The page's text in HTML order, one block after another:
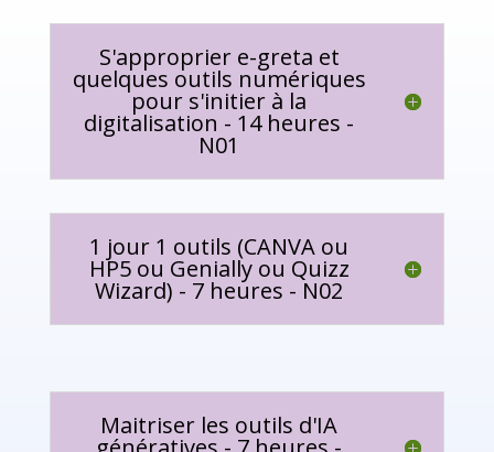
S'approprier e-greta et
quelques outils numériques
pour s'initier à la
digitalisation - 14 heures -
N01
1 jour 1 outils (CANVA ou
HP5 ou Genially ou Quizz
Wizard) - 7 heures - N02
Maitriser les outils d'IA